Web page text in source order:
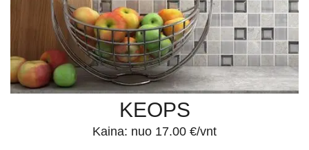
KEOPS
Kaina: nuo 17.00 €/vnt